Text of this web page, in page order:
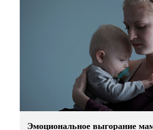
Эмоциональное выгорание